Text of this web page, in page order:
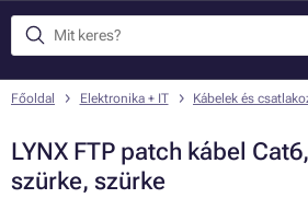
Főoldal Elektronika + IT Kábelek és
LYNX FTP patch kábel
szürke, szürke